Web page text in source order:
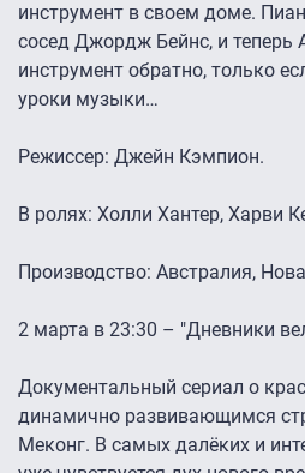
инструмент в своем доме.
сосед Джордж Бейнс, и теперь
инструмент обратно, только
уроки музыки…
Режиссер: Джейн Кэмпион.
В ролях: Холли Хантер, Харви
Производство: Австралия,
2 марта в 23:30 – "Дневники
Документальный сериал о
динамично развивающимся
Меконг. В самых далёких и